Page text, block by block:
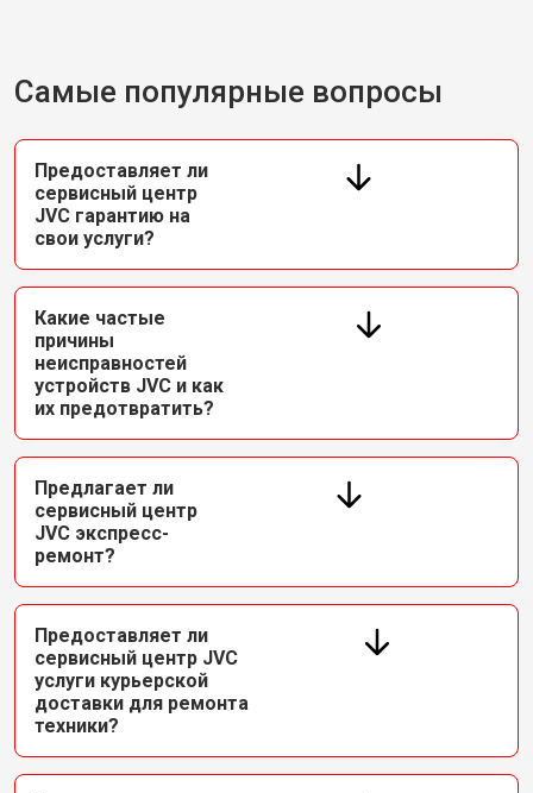
Самые популярные вопросы
Предоставляет ли
сервисный центр
JVC гарантию на
свои услуги?
Какие частые
причины
неисправностей
устройств JVC и как
их предотвратить?
Предлагает ли
сервисный центр
JVC экспресс-
ремонт?
Предоставляет ли
сервисный центр JVC
услуги курьерской
доставки для ремонта
техники?